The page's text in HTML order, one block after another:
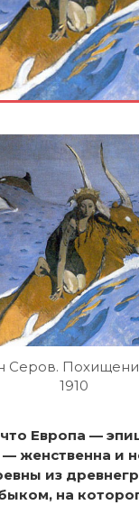
Серов.
1910
Европа —
женственна и
из
на